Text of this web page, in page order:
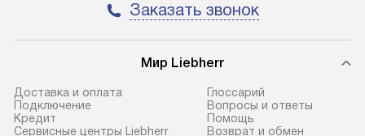
Заказать звонок
Мир Liebherr
Доставка и оплата
Подключение
Кредит
Сервисные центры Liebherr
Глоссарий
Вопросы и ответы
Помощь
Возврат и обмен